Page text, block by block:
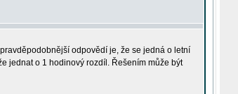
odpovědí je, že se jedná o letní
jednat o 1 hodinový rozdíl. Řešením může být